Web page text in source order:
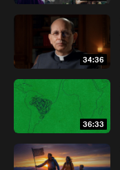
34:36
36:33